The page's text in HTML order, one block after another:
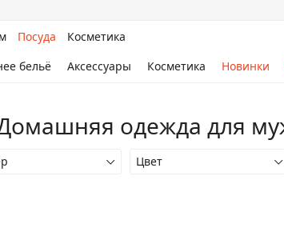
Посуда Косметика
бельё Аксессуары Косметика Новинки
Домашняя одежда для
Цвет